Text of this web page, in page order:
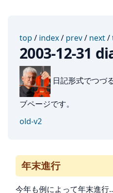
top / index/ prev/ next/
2003-12-31
日記形式でつづ
ブページです。
old-v2
年末進行
今年も例によって年末進行